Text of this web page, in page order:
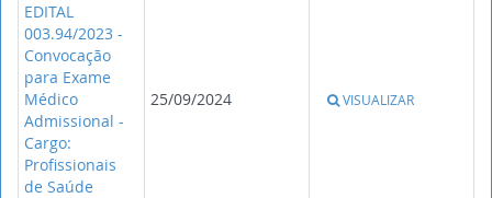
EDITAL
003.94/2023 -
Convocação
para Exame
Médico
Admissional -
Cargo:
Profissionais
de Saúde
25/09/2024 VISUALIZAR